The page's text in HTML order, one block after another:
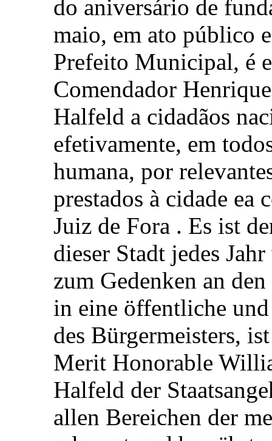
do aniversário de
maio, em ato público
Prefeito Municipal, é
Comendador
Halfeld a cidadãos
efetivamente, em
humana, por
prestados à cidade ea
Juiz de Fora . Es ist
dieser Stadt jedes
zum Gedenken an
in eine öffentliche
des Bürgermeisters,
Merit Honorable
Halfeld der
allen Bereichen der